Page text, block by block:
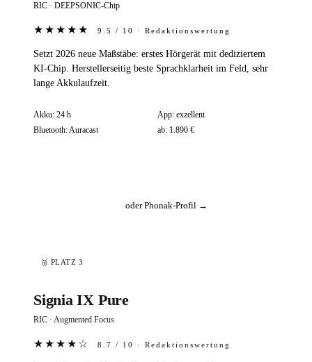
RIC · DEEPSONIC-Chip
★★★★★ 9.5 / 10 · Redaktionswertung
Setzt 2026 neue Maßstäbe: erstes Hörgerät mit dediziertem
KI-Chip. Herstellerseitig beste Sprachklarheit im Feld, sehr
lange Akkulaufzeit.
Akku: 24 h App: exzellent
Bluetooth:Auracast ab: 1.890 €
oder Phonak-Profil →
🥉 PLATZ 3
Signia IX Pure
RIC · Augmented Focus
★★★★☆ 8.7 / 10 · Redaktionswertung